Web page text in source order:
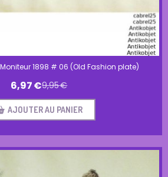
1898 # 06 (Old Fashion plate)
6,97€9,95€
AJOUTER AU PANIER